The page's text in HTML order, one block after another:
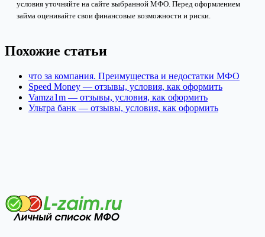
условия уточняйте на сайте выбранной МФО. Перед оформлением
займа оценивайте свои финансовые возможности и риски.
Похожие статьи
что за компания. Преимущества и недостатки МФО
Speed Money — отзывы, условия, как оформить
Vamza1m — отзывы, условия, как оформить
Ультра банк — отзывы, условия, как оформить